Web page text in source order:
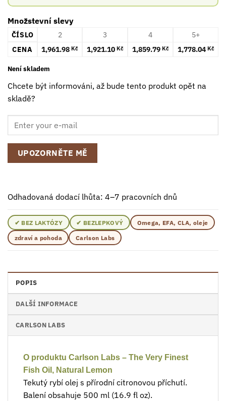
Množstevní slevy
ČÍSLO 2 3 4
5+
CENA
1,961.98 Kč 1,921.10 Kč 1,859.79 Kč 1,778.04 Kč
Není skladem
Chcete být informováni, až bude tento produkt opět na
skladě?
UPOZORNĚTE MĚ
Odhadovaná dodací lhůta: 4–7 pracovních dnů
✔ BEZ LAKTÓZY ✔ BEZLEPKOVÝ
Omega, EFA, CLA, oleje
zdraví a pohoda
Carlson Labs
POPIS
DALŠÍ INFORMACE
CARLSON LABS
O produktu Carlson Labs – The Very Finest
Fish Oil, Natural Lemon
Tekutý rybí olej s přírodní citronovou příchutí.
Balení obsahuje 500 ml (16.9 fl oz).